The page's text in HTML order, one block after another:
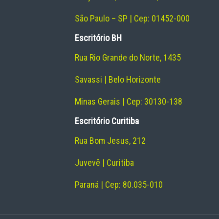
São Paulo – SP | Cep: 01452-000
Escritório BH
Rua Rio Grande do Norte, 1435
Savassi | Belo Horizonte
Minas Gerais | Cep: 30130-138
Escritório Curitiba
Rua Bom Jesus, 212
Juvevê | Curitiba
Paraná | Cep: 80.035-010